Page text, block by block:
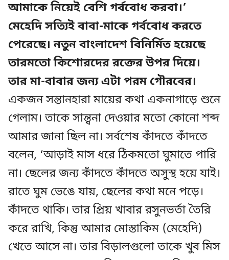
আমাকে নিয়েই বেশি গর্ববোধ করবা।’
মেহেদি সত্যিই বাবা-মাকে গর্ববোধ করতে
পেরেছে। নতুন বাংলাদেশ বিনির্মিত হয়েছে
তারমতো কিশোরদের রক্তের উপর দিয়ে।
তার মা-বাবার জন্য এটা পরম গৌরবের।
একজন সন্তানহারা মায়ের কথা একনাগাড়ে শুনে
গেলাম। তাকে সান্ত্বনা দেওয়ার মতো কোনো শব্দ
আমার জানা ছিল না। সর্বশেষ কাঁদতে কাঁদতে
বলেন, ‘আড়াই মাস ধরে ঠিকমতো ঘুমাতে পারি
না। ছেলের জন্য কাঁদতে কাঁদতে অসুস্থ হয়ে যাই।
রাতে ঘুম ভেঙে যায়, ছেলের কথা মনে পড়ে।
কাঁদতে থাকি। তার প্রিয় খাবার রসুনভর্তা তৈরি
করে রাখি, কিন্তু আমার মোস্তাকিম (মেহেদি)
খেতে আসে না। তার বিড়ালগুলো তাকে খুব মিস